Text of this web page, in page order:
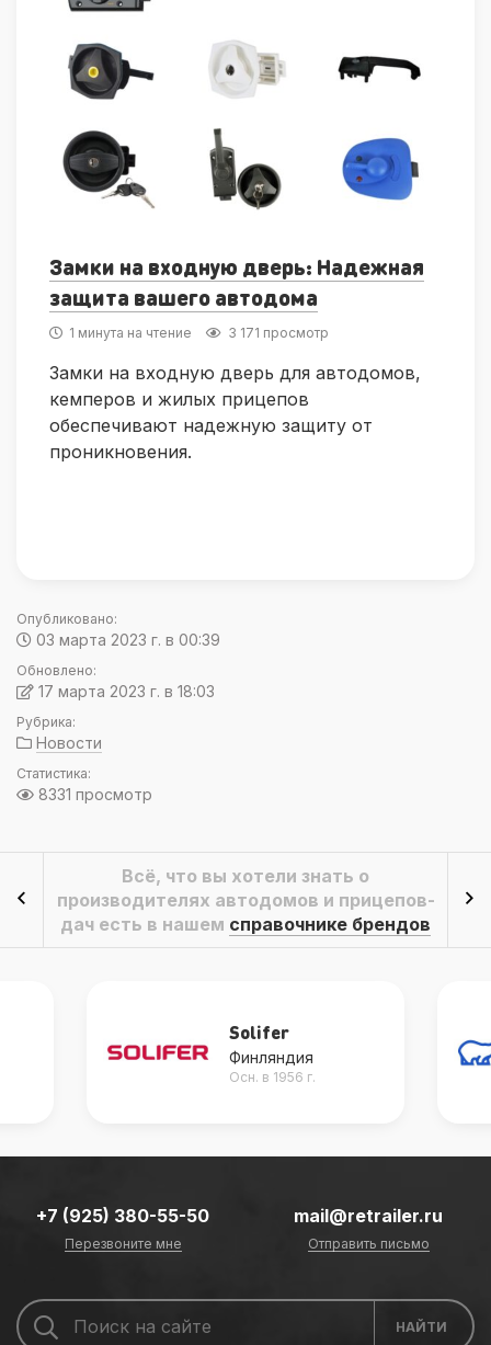
Замки на входную дверь: Надежная
защита вашего автодома
1 минута на чтение 3 171 просмотр
Замки на входную дверь для автодомов,
кемперов и жилых прицепов
обеспечивают надежную защиту от
проникновения.
Опубликовано:
03 марта 2023 г. в 00:39
Обновлено:
17 марта 2023 г. в 18:03
Рубрика:
Новости
Статистика:
8331 просмотр
Всё, что вы хотели знать о
производителях автодомов и прицепов-
дач есть в нашем справочнике брендов
Solifer
Финляндия
Осн. в 1956 г.
+7 (925) 380-55-50
Перезвоните мне
mail@retrailer.ru
Отправить письмо